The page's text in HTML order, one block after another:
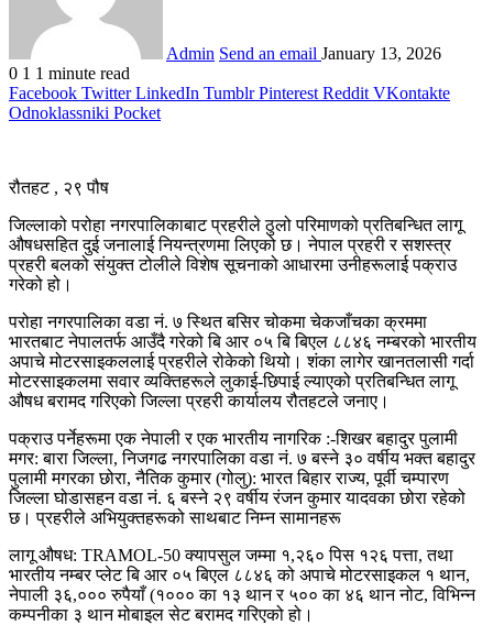
Admin Send an email January 13, 2026
0 1 1 minute read
Facebook Twitter LinkedIn Tumblr Pinterest Reddit VKontakte
Odnoklassniki Pocket
रौतहट , २९ पौष
जिल्लाको परोहा नगरपालिकाबाट प्रहरीले ठुलो परिमाणको प्रतिबन्धित लागू
औषधसहित दुई जनालाई नियन्त्रणमा लिएको छ। नेपाल प्रहरी र सशस्त्र
प्रहरी बलको संयुक्त टोलीले विशेष सूचनाको आधारमा उनीहरूलाई पक्राउ
गरेको हो।
परोहा नगरपालिका वडा नं. ७ स्थित बसिर चोकमा चेकजाँचका क्रममा
भारतबाट नेपालतर्फ आउँदै गरेको बि आर ०५ बि बिएल ८८४६ नम्बरको भारतीय
अपाचे मोटरसाइकललाई प्रहरीले रोकेको थियो। शंका लागेर खानतलासी गर्दा
मोटरसाइकलमा सवार व्यक्तिहरूले लुकाई-छिपाई ल्याएको प्रतिबन्धित लागू
औषध बरामद गरिएको जिल्ला प्रहरी कार्यालय रौतहटले जनाए।
पक्राउ पर्नेहरूमा एक नेपाली र एक भारतीय नागरिक :-शिखर बहादुर पुलामी
मगर: बारा जिल्ला, निजगढ नगरपालिका वडा नं. ७ बस्ने ३० वर्षीय भक्त बहादुर
पुलामी मगरका छोरा, नैतिक कुमार (गोलु): भारत बिहार राज्य, पूर्वी चम्पारण
जिल्ला घोडासहन वडा नं. ६ बस्ने २९ वर्षीय रंजन कुमार यादवका छोरा रहेको
छ। प्रहरीले अभियुक्तहरूको साथबाट निम्न सामानहरू
लागू औषध: TRAMOL-50 क्यापसुल जम्मा १,२६० पिस १२६ पत्ता, तथा
भारतीय नम्बर प्लेट बि आर ०५ बिएल ८८४६ को अपाचे मोटरसाइकल १ थान,
नेपाली ३६,००० रुपैयाँ (१००० का १३ थान र ५०० का ४६ थान नोट, विभिन्न
कम्पनीका ३ थान मोबाइल सेट बरामद गरिएको हो।